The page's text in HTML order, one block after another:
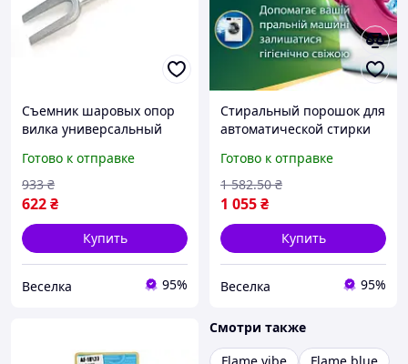
Съемник шаровых опор
вилка универсальный
автосервиса и домашней
мастерской 300 мм 27 мм
FLAME
Готово к отправке
622₴
933 ₴
Купить
Веселка 95%
Стиральный порошок для
автоматической стирки
очистка и свежесть 2.7 кг
FLAME
Готово к отправке
1 055₴
1 582.50 ₴
Купить
Веселка 95%
Смотри также